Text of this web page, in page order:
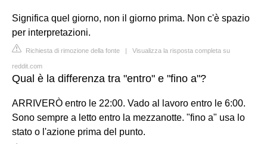
Significa quel giorno, non il giorno prima. Non c'è spazio
per interpretazioni.
Richiesta di rimozione della fonte | Visualizza la risposta completa su
reddit.com
Qual è la differenza tra "entro" e "fino a"?
ARRIVERÒ entro le 22:00. Vado al lavoro entro le 6:00.
Sono sempre a letto entro la mezzanotte. "fino a" usa lo
stato o l'azione prima del punto.